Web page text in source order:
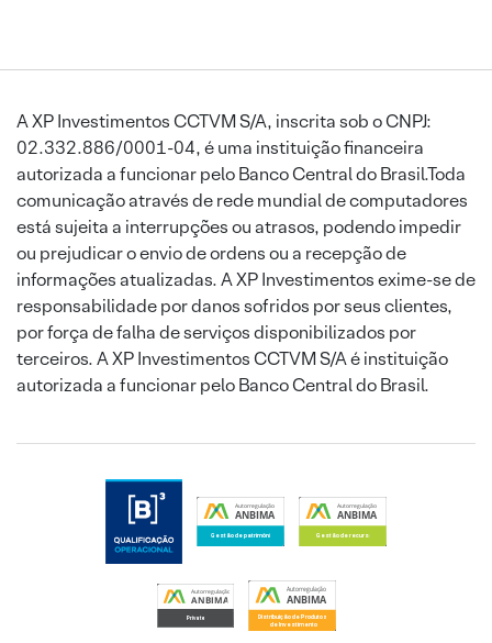
A XP Investimentos CCTVM S/A, inscrita sob o CNPJ:
02.332.886/0001-04, é uma instituição financeira
autorizada a funcionar pelo Banco Central do Brasil.Toda
comunicação através de rede mundial de computadores
está sujeita a interrupções ou atrasos, podendo impedir
ou prejudicar o envio de ordens ou a recepção de
informações atualizadas. A XP Investimentos exime-se de
responsabilidade por danos sofridos por seus clientes,
por força de falha de serviços disponibilizados por
terceiros. A XP Investimentos CCTVM S/A é instituição
autorizada a funcionar pelo Banco Central do Brasil.